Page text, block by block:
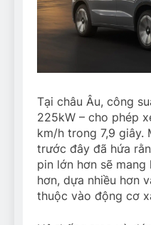
Tại châu Âu, công
225kW – cho phép
km/h trong 7,9 giây.
trước đây đã hứa
pin lớn hơn sẽ mang
hơn, dựa nhiều hơn
thuộc vào động cơ